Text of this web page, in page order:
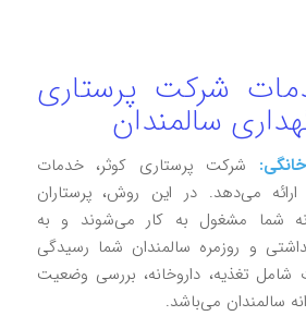
شرکت پرستاری
سالمندان
شرکت پرستاری کوثر، خدمات
می‌دهد. در این روش، پرستاران
شما مشغول به کار می‌شوند و به
و روزمره سالمندان شما رسیدگی
تغذیه، داروخانه، بررسی وضعیت
سالمندان می‌باشد.